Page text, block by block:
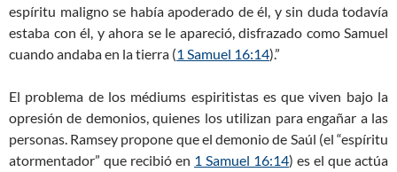
espíritu maligno se había apoderado de él, y sin duda todavía
estaba con él, y ahora se le apareció, disfrazado como Samuel
cuando andaba en la tierra (1 Samuel 16:14).”
El problema de los médiums espiritistas es que viven bajo la
opresión de demonios, quienes los utilizan para engañar a las
personas. Ramsey propone que el demonio de Saúl (el “espíritu
atormentador” que recibió en 1 Samuel 16:14) es el que actúa